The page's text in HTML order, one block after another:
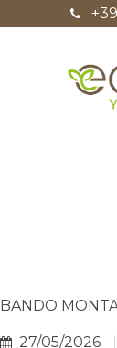
BANDO
27/05/2026